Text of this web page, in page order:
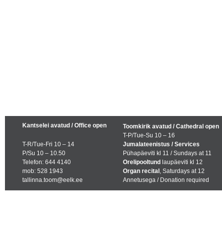
Kantselei avatud / Office open
T-R/Tue-Fri 10 – 14
P/Su 10 – 10.50
Telefon: 644 4140
mob: 528 1943
tallinna.toom@eelk.ee
Toomkirik avatud / Cathedral open
T-P/Tue-Su 10 – 16
Jumalateenistus / Services
Pühapäeviti kl 11 / Sundays at 11
Orelipooltund laupäeviti kl 12
Organ recital , Saturdays at 12
Annetusega / Donation required